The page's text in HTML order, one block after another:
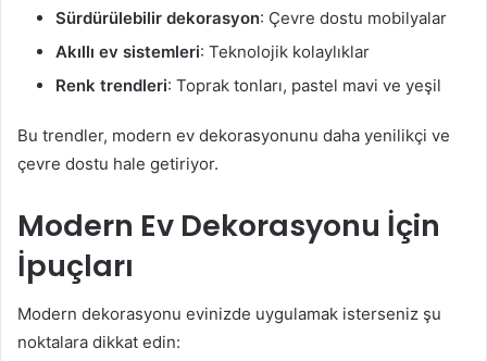
Sürdürülebilir dekorasyon: Çevre dostu mobilyalar
Akıllı ev sistemleri: Teknolojik kolaylıklar
Renk trendleri: Toprak tonları, pastel mavi ve yeşil
Bu trendler, modern ev dekorasyonunu daha yenilikçi ve
çevre dostu hale getiriyor.
Modern Ev Dekorasyonu İçin
İpuçları
Modern dekorasyonu evinizde uygulamak isterseniz şu
noktalara dikkat edin: